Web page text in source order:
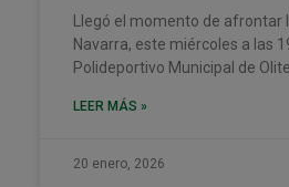
Llegó el momento de afrontar
Navarra, este miércoles a las
Polideportivo Municipal de
LEER MÁS »
20 enero, 2026